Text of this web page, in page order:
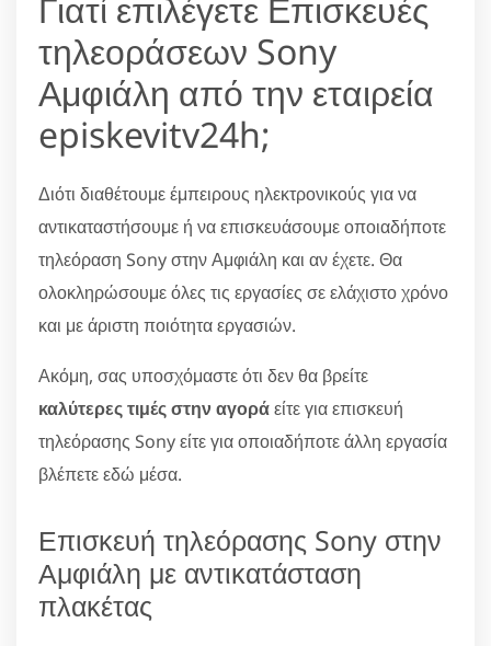
τηλεοράσεων Sony
Αμφιάλη από την εταιρεία
episkevitv24h;
Διότι διαθέτουμε έμπειρους ηλεκτρονικούς για να
αντικαταστήσουμε ή να επισκευάσουμε οποιαδήποτε
τηλεόραση Sony στην Αμφιάλη και αν έχετε. Θα
ολοκληρώσουμε όλες τις εργασίες σε ελάχιστο χρόνο
και με άριστη ποιότητα εργασιών.
Ακόμη, σας υποσχόμαστε ότι δεν θα βρείτε
καλύτερες τιμές στην αγοράείτε για επισκευή
τηλεόρασης Sony είτε για οποιαδήποτε άλλη εργασία
βλέπετε εδώ μέσα.
Επισκευή τηλεόρασης Sony στην
Αμφιάλη με αντικατάσταση
πλακέτας